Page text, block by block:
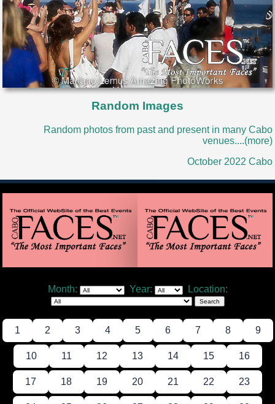
Random Images
Random photos from past and present in many Cabo
venues....(more)
October 2022 Cabo
Month: Year: Location:
1 2 3 4 5 6 7 8 9
10 11 12 13 14 15 16
17 18 19 20 21 22 23